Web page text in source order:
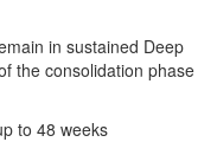
in sustained Deep
the consolidation phase
to 48 weeks